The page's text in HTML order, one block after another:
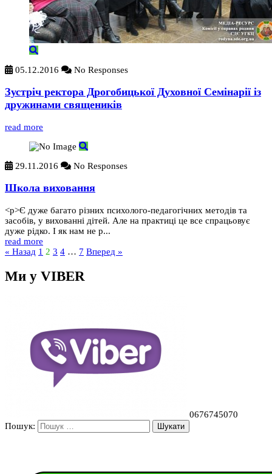
05.12.2016 No Responses
Зустріч ректора Дрогобицької Духовної Семінарії із
дружинами священиків
read more
29.11.2016 No Responses
Школа виховання
<p>Є дуже багато різних психолого-педагогічних методів та
засобів, у вихованні дітей. Але на практиці це все спрацьовує
дуже рідко. І як нам не р...
read more
« Назад 1 2 3 4 … 7 Вперед »
Ми у VIBER
0676745070
Пошук: